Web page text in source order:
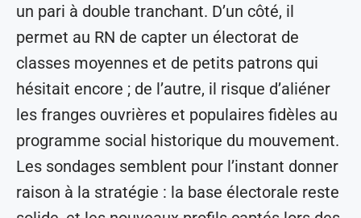
un pari à double tranchant. D’un côté, il
permet au RN de capter un électorat de
classes moyennes et de petits patrons qui
hésitait encore ; de l’autre, il risque d’aliéner
les franges ouvrières et populaires fidèles au
programme social historique du mouvement.
Les sondages semblent pour l’instant donner
raison à la stratégie : la base électorale reste